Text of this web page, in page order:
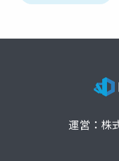
運営：株